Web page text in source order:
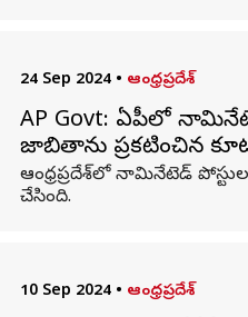
24 Sep 2024 • ఆంధ్రప్రదేశ్
AP Govt: ఏపీలో
జాబితాను ప్రకటించిన
ఆంధ్రప్రదేశ్‌లో నామినేటెడ్
చేసింది.
10 Sep 2024 • ఆంధ్రప్రదేశ్